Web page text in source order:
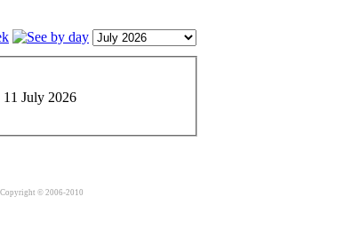
11 July 2026
Copyright © 2006-2010